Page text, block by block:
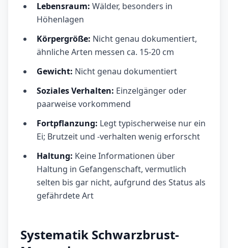
Lebensraum: Wälder, besonders in
Höhenlagen
Körpergröße: Nicht genau dokumentiert,
ähnliche Arten messen ca. 15-20 cm
Gewicht: Nicht genau dokumentiert
Soziales Verhalten: Einzelgänger oder
paarweise vorkommend
Fortpflanzung: Legt typischerweise nur ein
Ei; Brutzeit und -verhalten wenig erforscht
Haltung: Keine Informationen über
Haltung in Gefangenschaft, vermutlich
selten bis gar nicht, aufgrund des Status als
gefährdete Art
Systematik Schwarzbrust-